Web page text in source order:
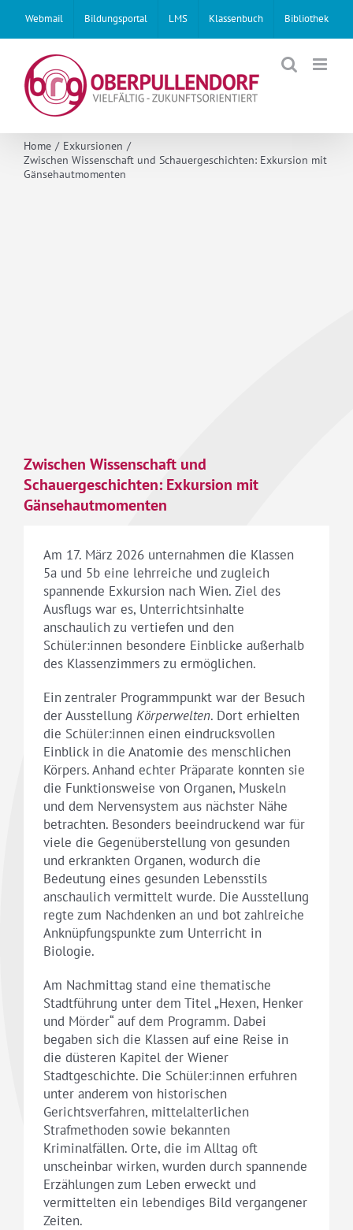
content
Webmail Bildungsportal LMS Klassenbuch Bibliothek
Home
Exkursionen
Zwischen Wissenschaft und Schauergeschichten: Exkursion mit
Gänsehautmomenten
Zwischen Wissenschaft und
Schauergeschichten: Exkursion mit
Gänsehautmomenten
Am 17. März 2026 unternahmen die Klassen
5a und 5b eine lehrreiche und zugleich
spannende Exkursion nach Wien. Ziel des
Ausflugs war es, Unterrichtsinhalte
anschaulich zu vertiefen und den
Schüler:innen besondere Einblicke außerhalb
des Klassenzimmers zu ermöglichen.
Ein zentraler Programmpunkt war der Besuch
der AusstellungKörperwelten. Dort erhielten
die Schüler:innen einen eindrucksvollen
Einblick in die Anatomie des menschlichen
Körpers. Anhand echter Präparate konnten sie
die Funktionsweise von Organen, Muskeln
und dem Nervensystem aus nächster Nähe
betrachten. Besonders beeindruckend war für
viele die Gegenüberstellung von gesunden
und erkrankten Organen, wodurch die
Bedeutung eines gesunden Lebensstils
anschaulich vermittelt wurde. Die Ausstellung
regte zum Nachdenken an und bot zahlreiche
Anknüpfungspunkte zum Unterricht in
Biologie.
Am Nachmittag stand eine thematische
Stadtführung unter dem Titel „Hexen, Henker
und Mörder“ auf dem Programm. Dabei
begaben sich die Klassen auf eine Reise in
die düsteren Kapitel der Wiener
Stadtgeschichte. Die Schüler:innen erfuhren
unter anderem von historischen
Gerichtsverfahren, mittelalterlichen
Strafmethoden sowie bekannten
Kriminalfällen. Orte, die im Alltag oft
unscheinbar wirken, wurden durch spannende
Erzählungen zum Leben erweckt und
vermittelten ein lebendiges Bild vergangener
Zeiten.